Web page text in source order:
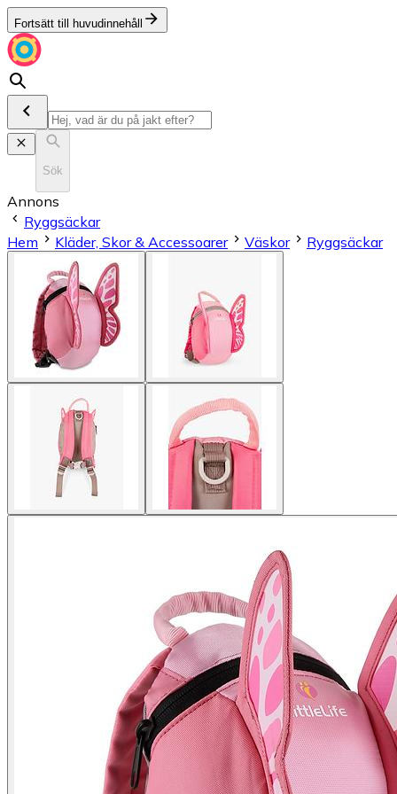
Fortsätt till huvudinnehåll
Sök
Annons
Ryggsäckar
Hem
Kläder, Skor & Accessoarer Väskor Ryggsäckar